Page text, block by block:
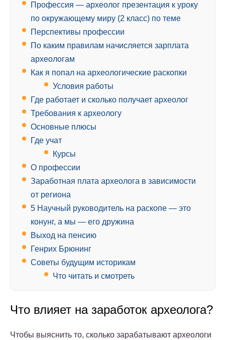
Профессия — археолог презентация к уроку
по окружающему миру (2 класс) по теме
Перспективы профессии
По каким правилам начисляется зарплата
археологам
Как я попал на археологические раскопки
Условия работы
Где работает и сколько получает археолог
Требования к археологу
Основные плюсы
Где учат
Курсы
О профессии
Заработная плата археолога в зависимости
от региона
5 Научный руководитель на раскопе — это
конунг, а мы — его дружина
Выход на пенсию
Генрих Брюнинг
Советы будущим историкам
Что читать и смотреть
Что влияет на заработок археолога?
Чтобы выяснить то, сколько зарабатывают археологи